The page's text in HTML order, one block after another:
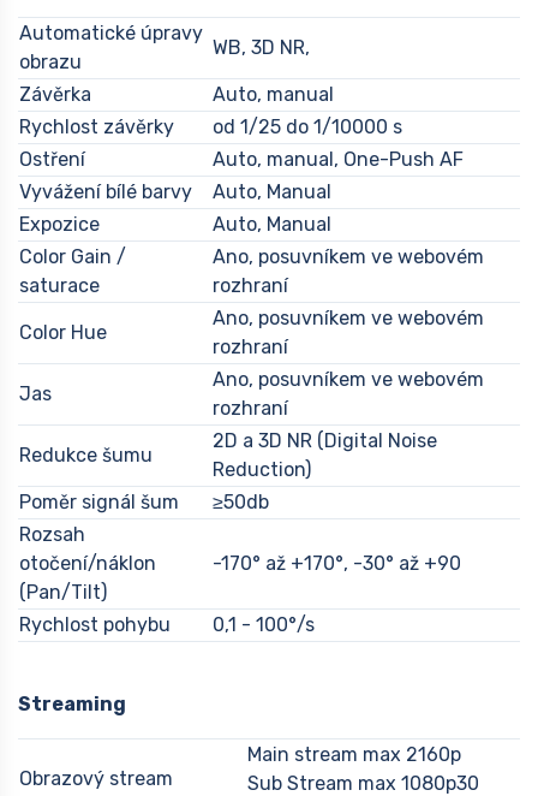
Automatické úpravy
obrazu
WB, 3D NR,
Závěrka
Auto, manual
Rychlost závěrky
od 1/25 do 1/10000 s
Ostření
Auto, manual, One-Push AF
Vyvážení bílé barvy
Auto, Manual
Expozice
Auto, Manual
Color Gain /
saturace
Ano, posuvníkem ve webovém
rozhraní
Color Hue
Ano, posuvníkem ve webovém
rozhraní
Jas
Ano, posuvníkem ve webovém
rozhraní
Redukce šumu
2D a 3D NR (Digital Noise
Reduction)
Poměr signál šum
≥50db
Rozsah
otočení/náklon
(Pan/Tilt)
-170° až +170°, -30° až +90
Rychlost pohybu 0,1 - 100°/s
Streaming
Obrazový stream
Main stream max 2160p
Sub Stream max 1080p30